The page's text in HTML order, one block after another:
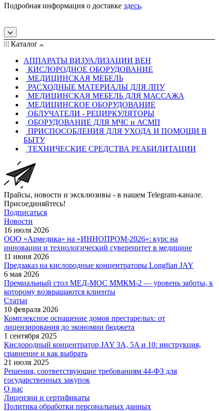
Подробная информация о доставке здесь.
Каталог
АППАРАТЫ ВИЗУАЛИЗАЦИИ ВЕН
КИСЛОРОДНОЕ ОБОРУДОВАНИЕ
МЕДИЦИНСКАЯ МЕБЕЛЬ
РАСХОДНЫЕ МАТЕРИАЛЫ ДЛЯ ЛПУ
МЕДИЦИНСКАЯ МЕБЕЛЬ ДЛЯ МАССАЖА
МЕДИЦИНСКОЕ ОБОРУДОВАНИЕ
ОБЛУЧАТЕЛИ - РЕЦИРКУЛЯТОРЫ
ОБОРУДОВАНИЕ ДЛЯ МЧС и АСМП
ПРИСПОСОБЛЕНИЯ ДЛЯ УХОДА И ПОМОЩИ В
БЫТУ
ТЕХНИЧЕСКИЕ СРЕДСТВА РЕАБИЛИТАЦИИ
Прайсы, новости и эксклюзивы - в нашем Telegram-канале.
Присоединяйтесь!
Подписаться
Новости
16 июля 2026
ООО «Армедика» на «ИННОПРОМ-2026»: курс на
инновации и технологический суверенитет в медицине
11 июня 2026
Предзаказ на кислородные концентраторы Longfian JAY
6 мая 2026
Премиальный стол МЕД-МОС ММКМ-2 — уровень заботы, к
которому возвращаются клиенты
Статьи
10 февраля 2026
Комплексное оснащение домов престарелых: от
лицензирования до экономии бюджета
1 сентября 2025
Кислородный концентратор JAY 3A, 5A и 10: инструкция,
сравнение и как выбрать
21 июля 2025
Решения, соответствующие требованиям 44-ФЗ для
государственных закупок
О нас
Лицензии и сертификаты
Политика обработки персональных данных